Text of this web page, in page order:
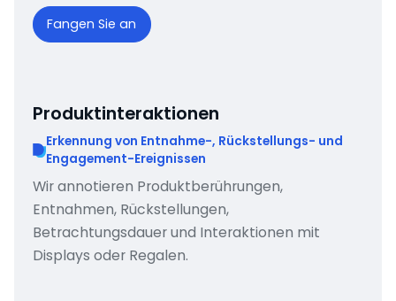
Fangen Sie an
Produktinteraktionen
Erkennung von Entnahme-, Rückstellungs- und
Engagement-Ereignissen
Wir annotieren Produktberührungen,
Entnahmen, Rückstellungen,
Betrachtungsdauer und Interaktionen mit
Displays oder Regalen.